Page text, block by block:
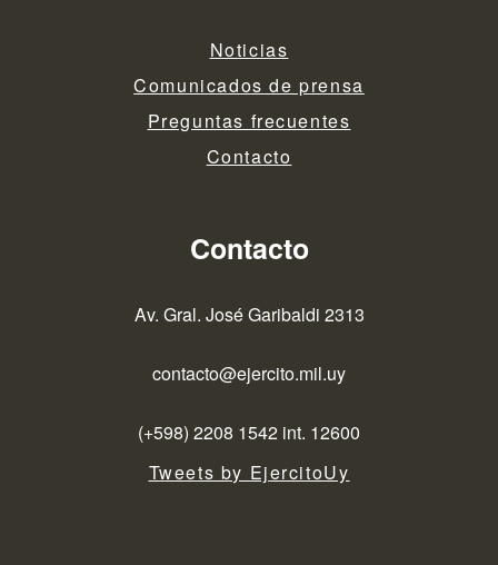
Noticias
Comunicados de prensa
Preguntas frecuentes
Contacto
Contacto
Av. Gral. José Garibaldi 2313
contacto@ejercito.mil.uy
(+598) 2208 1542 int. 12600
Tweets by EjercitoUy